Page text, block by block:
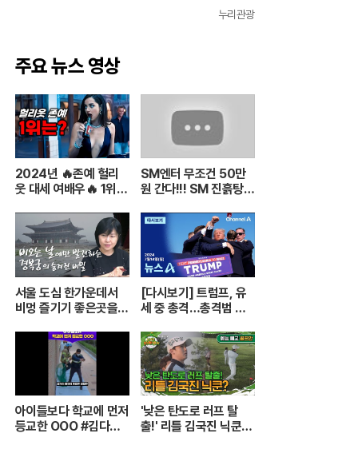
누리관광
주요 뉴스 영상
2024년 🔥존예 헐리
웃 대세 여배우🔥 1위부
SM엔터 무조건 50만
원 간다!!! SM 진흙탕
서울 도심 한가운데서
비멍 즐기기 좋은곳을
행전문기자) [함께 가는
저녁길] 240705(금)
[다시보기] 트럼프, 유
세 중 총격…총격범 현
14일 뉴스A
아이들보다 학교에 먼저
등교한 OOO #김다영
'낮은 탄도로 러프 탈
출!' 리틀 김국진 닉쿤? I